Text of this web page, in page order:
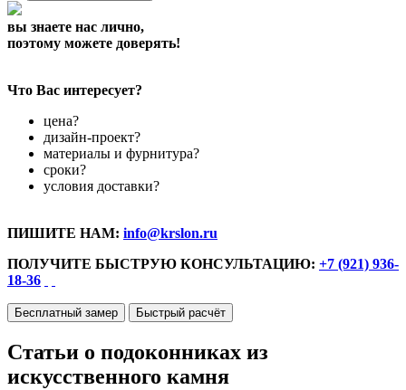
вы знаете нас лично,
поэтому можете доверять!
Что Вас интересует?
цена?
дизайн-проект?
материалы и фурнитура?
сроки?
условия доставки?
ПИШИТЕ НАМ: info@krslon.ru
ПОЛУЧИТЕ БЫСТРУЮ КОНСУЛЬТАЦИЮ: +7 (921) 936-
18-36
Бесплатный замер Быстрый расчёт
Статьи о подоконниках из
искусственного камня